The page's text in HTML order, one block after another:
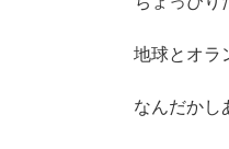
地球とオラ
なんだかし